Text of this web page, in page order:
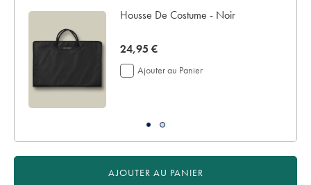
Housse De Costume - Noir
now
24,95
€
24,95 €
Ajouter au Panier
AJOUTER AU PANIER